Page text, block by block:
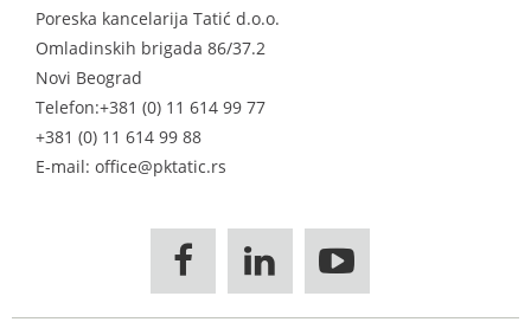
Poreska kancelarija Tatić d.o.o.
Omladinskih brigada 86/37.2
Novi Beograd
Telefon:+381 (0) 11 614 99 77
+381 (0) 11 614 99 88
E-mail: office@pktatic.rs
  